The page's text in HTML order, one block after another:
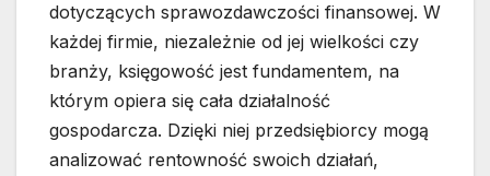
dotyczących sprawozdawczości finansowej. W
każdej firmie, niezależnie od jej wielkości czy
branży, księgowość jest fundamentem, na
którym opiera się cała działalność
gospodarcza. Dzięki niej przedsiębiorcy mogą
analizować rentowność swoich działań,